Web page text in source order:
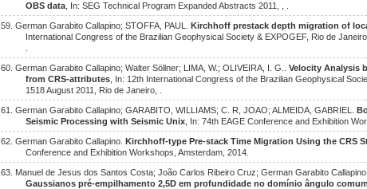
OBS data , In: SEG Technical Program Expanded Abstracts 2011, , .
59. German Garabito Callapino; STOFFA, PAUL. Kirchhoff prestack depth migration of
International Congress of the Brazilian Geophysical Society & EXPOGEF, Rio de
60. German Garabito Callapino; Walter Söllner; LIMA, W.; OLIVEIRA, I. G.. Velocity Analysis
from CRS-attributes , In: 12th International Congress of the Brazilian Geophysical
1518 August 2011, Rio de Janeiro, .
61. German Garabito Callapino; GARABITO, WILLIAMS; C. R, JOAO; ALMEIDA, GABRIEL.
Seismic Processing with Seismic Unix , In: 74th EAGE Conference and Exhibition
62. German Garabito Callapino. Kirchhoff-type Pre-stack Time Migration Using the CRS
Conference and Exhibition Workshops, Amsterdam, 2014.
63. Manuel de Jesus dos Santos Costa; João Carlos Ribeiro Cruz; German Garabito Callapino.
Gaussianos pré-empilhamento 2,5D em profundidade no domínio ângulo comum